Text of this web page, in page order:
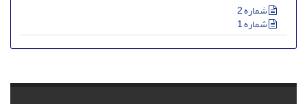
شماره 2
شماره 1